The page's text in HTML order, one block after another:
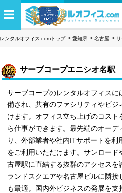
レンタルオフィス.comトップ 愛知県 名古屋 サ
サーブコープエニシオ名駅
サーブコープのレンタルオフィスに
備され、共有のファシリティやビジ
けます。オフィス立ち上げのコス
ら仕事ができます。最先端のオーデ
り、外部業者や社内ITサポートを利
をご利用いただけます。サンロード
古屋駅に直結する抜群のアクセスを
ランドスクエアや名古屋ビルに隣接
も最適。国内外ビジネスの発展を